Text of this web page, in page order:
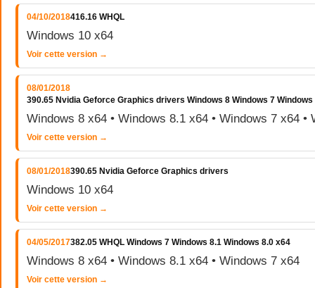
04/10/2018416.16 WHQL
Windows 10 x64
Voir cette version →
08/01/2018
390.65 Nvidia Geforce Graphics drivers Windows 8 Windows 7 Windows
Windows 8 x64 • Windows 8.1 x64 • Windows 7 x64 •
Voir cette version →
08/01/2018390.65 Nvidia Geforce Graphics drivers
Windows 10 x64
Voir cette version →
04/05/2017382.05 WHQL Windows 7 Windows 8.1 Windows 8.0 x64
Windows 8 x64 • Windows 8.1 x64 • Windows 7 x64
Voir cette version →